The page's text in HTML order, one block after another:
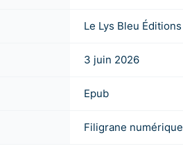
Le Lys Bleu Éditions
3 juin 2026
Epub
Filigrane numérique